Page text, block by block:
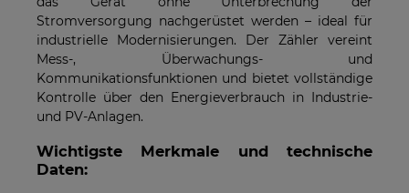
Stromversorgung nachgerüstet werden – ideal für
industrielle Modernisierungen. Der Zähler vereint
Mess-, Überwachungs- und
Kommunikationsfunktionen und bietet vollständige
Kontrolle über den Energieverbrauch in Industrie-
und PV-Anlagen.
Wichtigste Merkmale und technische
Daten: